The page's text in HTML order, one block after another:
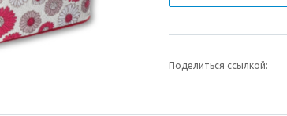
Поделиться ссылкой: